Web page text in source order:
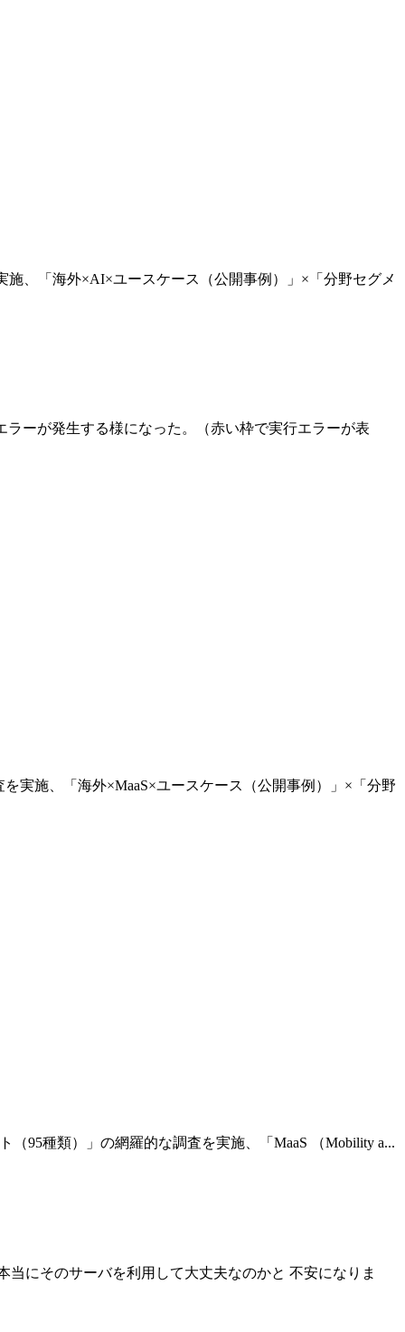
、「海外×AI×ユースケース（公開事例）」×「分野セグメ
ーが発生する様になった。（赤い枠で実行エラーが表
実施、「海外×MaaS×ユースケース（公開事例）」×「分野
（95種類）」の網羅的な調査を実施、「MaaS （Mobility a...
にそのサーバを利用して大丈夫なのかと 不安になりま